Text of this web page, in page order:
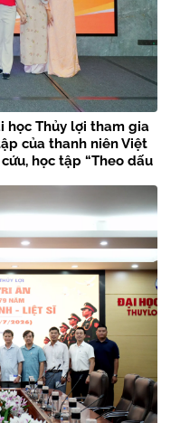
học Thủy lợi tham gia
của thanh niên Việt
học tập “Theo dấu